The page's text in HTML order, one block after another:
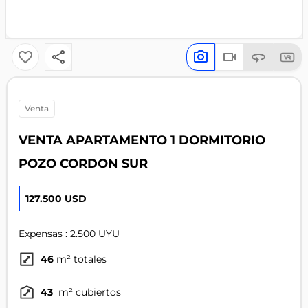
venta
VENTA APARTAMENTO 1 DORMITORIO
POZO CORDON SUR
127.500 USD
Expensas : 2.500 UYU
46 m² totales
43 m² cubiertos